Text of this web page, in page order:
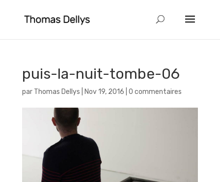
puis-la-nuit-tombe-06
par Thomas Dellys Nov 19, 2016 0 commentaires